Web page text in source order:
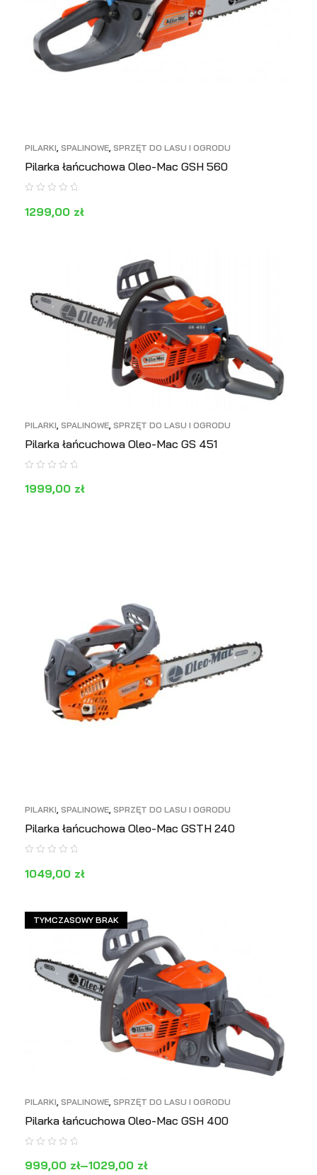
PILARKI, SPALINOWE, SPRZĘT DO LASU I OGRODU
Pilarka łańcuchowa Oleo-Mac GSH 560
1299,00 zł
PILARKI SPALINOWE SPRZĘT DO LASU I OGRODU
Pilarka łańcuchowa Oleo-Mac GS 451
1999,00 zł
PILARKI, SPALINOWE, SPRZĘT DO LASU I OGRODU
Pilarka łańcuchowa Oleo-Mac GSTH 240
1049,00 zł
TYMCZASOWY BRAK
PILARKI SPALINOWE SPRZĘT DO LASU I OGRODU
Pilarka łańcuchowa Oleo-Mac GSH 400
999,00 zł–1029,00 zł